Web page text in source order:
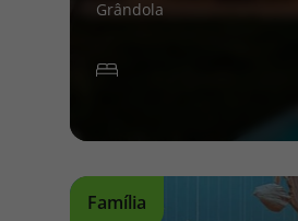
Grândola
Família